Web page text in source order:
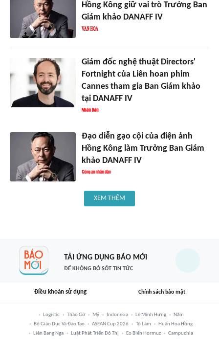
Hồng Kông giữ vai trò Trưởng Ban
Giám khảo DANAFF IV
Giám đốc nghệ thuật Directors'
Fortnight của Liên hoan phim
Cannes tham gia Ban Giám khảo
tại DANAFF IV
Đạo diễn gạo cội của điện ảnh
Hồng Kông làm Trưởng Ban Giám
khảo DANAFF IV
XEM THÊM
TẢI ỨNG DỤNG BÁO MỚI
ĐỂ KHÔNG BỎ SÓT TIN TỨC
Điều khoản sử dụng Chính sách bảo mật
Logistic Tháo Gỡ Mỹ Indonesia Lê Minh Hưng
Năm
Bộ Giáo Dục Và Đào Tạo
ASEAN Cup 2026 Tô Lâm
Huấn Hoa Hồng
Liên Bang Nga
Luật Phát Triển Đô Thị Eo Biển Hormuz Campuchia